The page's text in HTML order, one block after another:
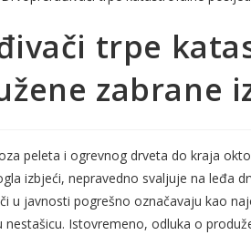
trpe
zabrane
peleta i ogrevnog drveta do kraja
izbjeći, nepravedno svaljuje na leđa
u javnosti pogrešno označavaju kao
nestašicu. Istovremeno, odluka o